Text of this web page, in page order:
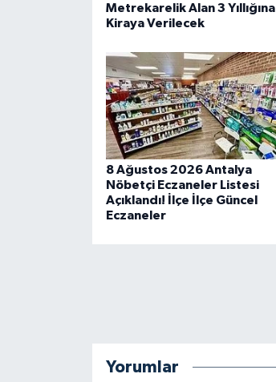
Metrekarelik Alan 3 Yıllığına
Kiraya Verilecek
8 Ağustos 2026 Antalya
Nöbetçi Eczaneler Listesi
Açıklandı! İlçe İlçe Güncel
Eczaneler
Yorumlar